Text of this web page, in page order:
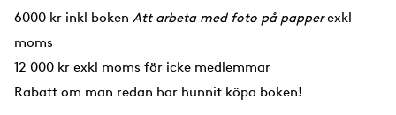
6000 kr inkl boken Att arbeta med foto på papperexkl
moms
12 000 kr exkl moms för icke medlemmar
Rabatt om man redan har hunnit köpa boken!